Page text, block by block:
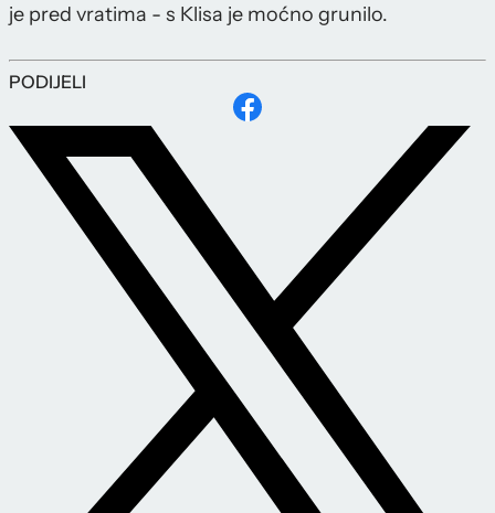
je pred vratima - s Klisa je moćno grunilo.
PODIJELI